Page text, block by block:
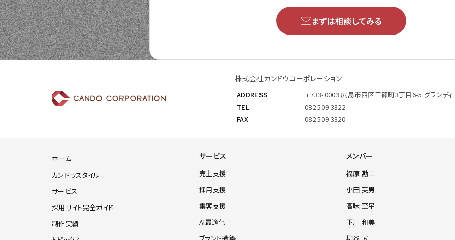
まずは相談してみる
株式会社カンドウコーポレーション
ADDRESS 〒733-0003 広島市西区三篠町3丁目6-5 グランデ
TEL
082 509 3322
FAX
082 509 3320
ホーム
カンドウスタイル
サービス
採用サイト完全ガイド
制作実績
サービス
売上支援
採用支援
集客支援
AI最適化
メンバー
福原 勘二
小田 英男
高味 至星
下川 和美